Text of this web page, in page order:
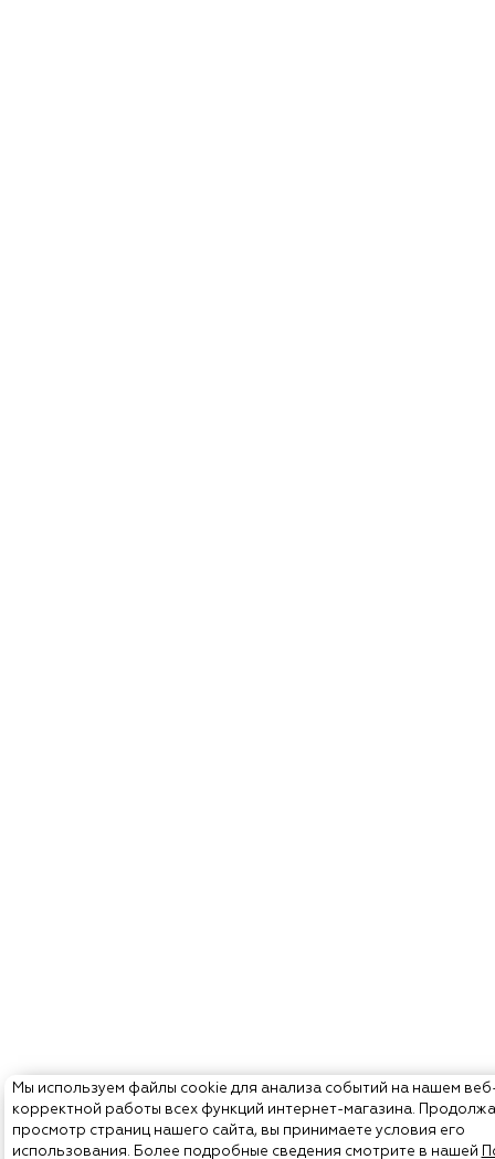
Мы используем файлы cookie для анализа событий на нашем
корректной работы всех функций интернет-магазина.
просмотр страниц нашего сайта, вы принимаете условия его
использования. Более подробные сведения смотрите в нашей